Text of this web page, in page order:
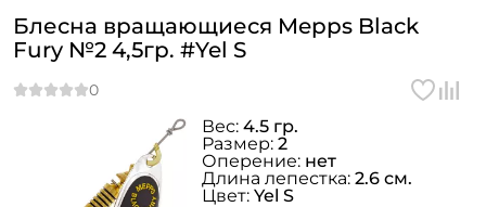
Блесна вращающиеся Mepps Black
Fury №2 4,5гр. #Yel S
Вес: 4.5 гр.
Размер: 2
Оперение: нет
Длина лепестка: 2.6 см.
Цвет: Yel S